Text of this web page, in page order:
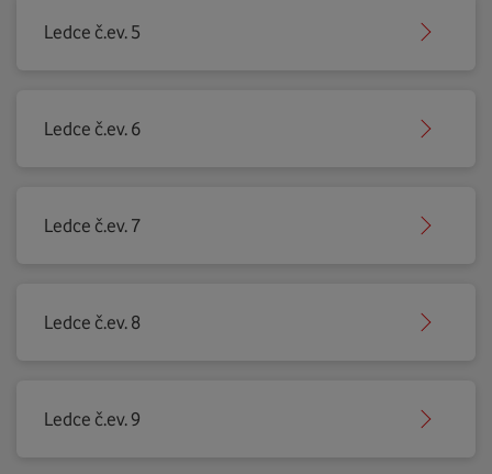
Ledce č.ev. 5
Ledce č.ev. 6
Ledce č.ev. 7
Ledce č.ev. 8
Ledce č.ev. 9